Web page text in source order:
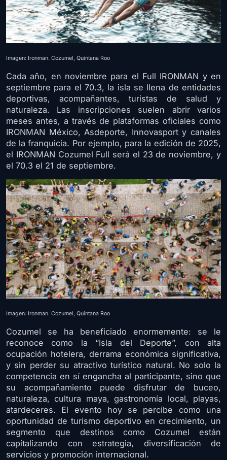
Imagen: Ironman. Cozumel, Quintana Roo
Cada año, en noviembre para el Full IRONMAN y en
septiembre para el 70.3, la isla se llena de entidades
deportivas, acompañantes, turistas de salud y
naturaleza. Las inscripciones suelen abrir varios
meses antes, a través de plataformas oficiales como
IRONMAN México, Asdeporte, Innovasport y canales
de la franquicia. Por ejemplo, para la edición de 2025,
el IRONMAN Cozumel Full será el 23 de noviembre, y
el 70.3 el 21 de septiembre.
Imagen: Ironman. Cozumel, Quintana Roo
Cozumel se ha beneficiado enormemente: se le
reconoce como la “Isla del Deporte”, con alta
ocupación hotelera, derrama económica significativa,
y sin perder su atractivo turístico natural. No solo la
competencia en sí engancha al participante, sino que
su acompañamiento puede disfrutar de buceo,
naturaleza, cultura maya, gastronomía local, playas,
atardeceres. El evento hoy se percibe como una
oportunidad de turismo deportivo en crecimiento, un
segmento que destinos como Cozumel están
capitalizando con estrategia, diversificación de
servicios y promoción internacional.